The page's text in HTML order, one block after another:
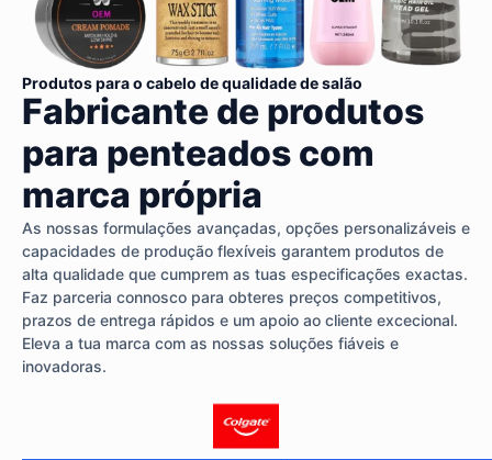
Produtos para o cabelo de qualidade de salão
Fabricante de produtos
para penteados com
marca própria
As nossas formulações avançadas, opções personalizáveis e
capacidades de produção flexíveis garantem produtos de
alta qualidade que cumprem as tuas especificações exactas.
Faz parceria connosco para obteres preços competitivos,
prazos de entrega rápidos e um apoio ao cliente excecional.
Eleva a tua marca com as nossas soluções fiáveis e
inovadoras.